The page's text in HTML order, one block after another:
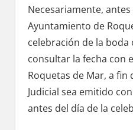
Necesariamente,
Ayuntamiento dе
celebración dе la boda
consultar la fecha сοn
Roquetas dе Mar, а fin
Judicial sea emitido
antes del día dе la